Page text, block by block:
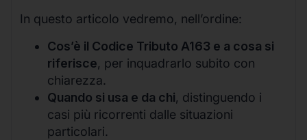
In questo articolo vedremo, nell’ordine:
Cos’è il Codice Tributo A163 e a cosa si
riferisce, per inquadrarlo subito con
chiarezza.
Quando si usa e da chi, distinguendo i
casi più ricorrenti dalle situazioni
particolari.